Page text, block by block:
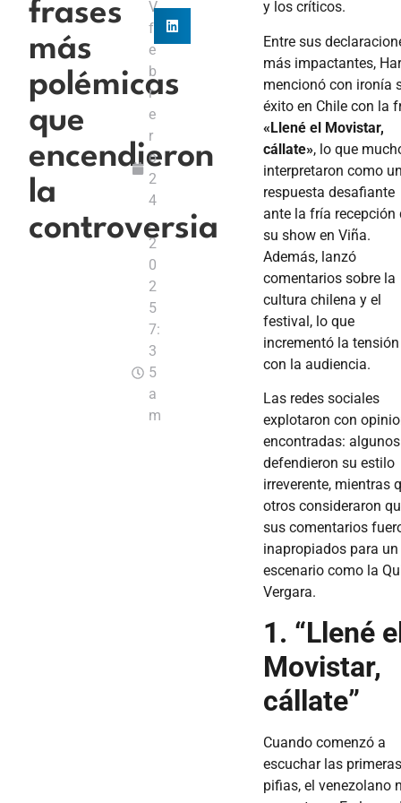
frases
más
polémicas
que
encendieron
la
controversia
V
f
e
b
r
e
r
o
2
4
,
2
0
2
5
7:
3
5
a
m
y los críticos.
Entre sus
más impactantes,
mencionó con ironía
éxito en Chile con la
«Llené el Movistar,
cállate», lo que
interpretaron como
respuesta desafiante
ante la fría recepción
su show en Viña.
Además, lanzó
comentarios sobre la
cultura chilena y el
festival, lo que
incrementó la tensión
con la audiencia.
Las redes sociales
explotaron con
encontradas: algunos
defendieron su estilo
irreverente, mientras
otros consideraron
sus comentarios
inapropiados para un
escenario como la
Vergara.
1. “Llené el
Movistar,
cállate”
Cuando comenzó a
escuchar las primeras
pifias, el venezolano